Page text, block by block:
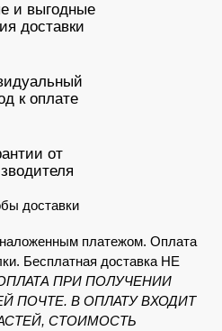
и выгодные
доставки
к оплате
от
доставки
платежом. Оплата
Бесплатная доставка НЕ
ПРИ ПОЛУЧЕНИИ
ПОЧТЕ. В ОПЛАТУ ВХОДИТ
СТОИМОСТЬ